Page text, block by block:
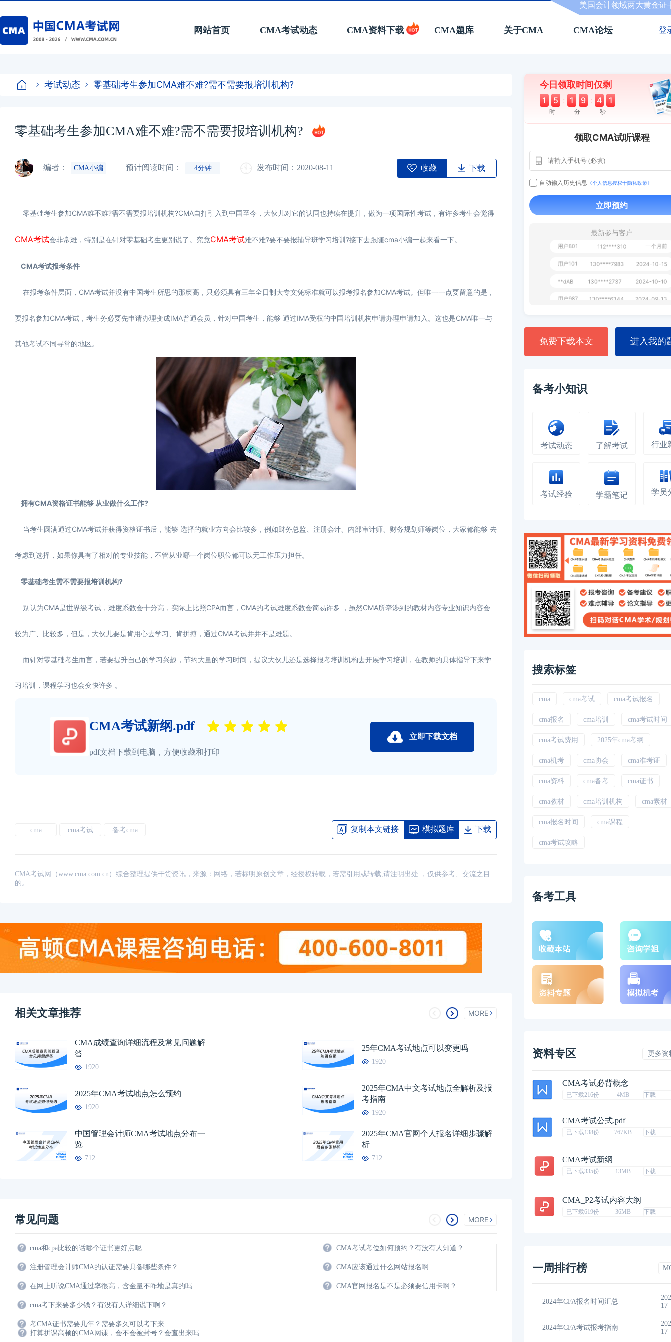
美国会计领域两大黄金证
网站首页 CMA考试动态 CMA资料下载 CMA题库 关于CMA CMA论坛 登
考试动态 零基础考生参加CMA难不难?需不需要报培训机构?
零基础考生参加CMA难不难?需不需要报培训机构?
编者： CMA小编 预计阅读时间： 4分钟 发布时间：2020-08-11 收藏 下载
零基础考生参加CMA难不难?需不需要报培训机构?CMA自打引入到中国至今，大伙儿对它的认同也持续在提升，做为一项国际性考试，有许多考生会觉得
CMA考试会非常难，特别是在针对零基础考生更别说了。究竟CMA考试难不难?要不要报辅导班学习培训?接下去跟随cma小编一起来看一下。
CMA考试报考条件
在报考条件层面，CMA考试并没有中国考生所思的那麽高，只必须具有三年全日制大专文凭标准就可以报考报名参加CMA考试。但唯一一点要留意的是，
要报名参加CMA考试，考生务必要先申请办理变成IMA普通会员，针对中国考生，能够 通过IMA受权的中国培训机构申请办理申请加入。这也是CMA唯一与
其他考试不同寻常的地区。
拥有CMA资格证书能够 从业做什么工作?
当考生圆满通过CMA考试并获得资格证书后，能够 选择的就业方向会比较多，例如财务总监、注册会计、内部审计师、财务规划师等岗位，大家都能够 去
考虑到选择，如果你具有了相对的专业技能，不管从业哪一个岗位职位都可以无工作压力担任。
零基础考生需不需要报培训机构?
别认为CMA是世界级考试，难度系数会十分高，实际上比照CPA而言，CMA的考试难度系数会简易许多 ，虽然CMA所牵涉到的教材内容专业知识内容会
较为广、比较多，但是，大伙儿要是肯用心去学习、肯拼搏，通过CMA考试并并不是难题。
而针对零基础考生而言，若要提升自己的学习兴趣，节约大量的学习时间，提议大伙儿还是选择报考培训机构去开展学习培训，在教师的具体指导下来学
习培训，课程学习也会变快许多 。
CMA考试新纲.pdf
pdf文档下载到电脑，方便收藏和打印
立即下载文档
cma cma考试 备考cma 复制本文链接 模拟题库 下载
CMA考试网（www.cma.com.cn）综合整理提供干货资讯，来源：网络，若标明原创文章，经授权转载，若需引用或转载,请注明出处 ，仅供参考、交流之目
的。
相关文章推荐 MORE
CMA成绩查询详细流程及常见问题解
答
1920
25年CMA考试地点可以变更吗
1920
2025年CMA考试地点怎么预约
1920
2025年CMA中文考试地点全解析及报
考指南
1920
中国管理会计师CMA考试地点分布一
览
712
2025年CMA官网个人报名详细步骤解
析
712
常见问题 MORE
cma和cpa比较的话哪个证书更好点呢
注册管理会计师CMA的认证需要具备哪些条件？
在网上听说CMA通过率很高，含金量不咋地是真的吗
cma考下来要多少钱？有没有人详细说下啊？
考CMA证书需要几年？需要多久可以考下来
CMA考试考位如何预约？有没有人知道？
CMA应该通过什么网站报名啊
CMA官网报名是不是必须要信用卡啊？
打算拼课高顿的CMA网课，会不会被封号？会查出来吗
今日领取时间仅剩
1 5 : 1 9 : 4 0
时 分 秒
领取CMA试听课程
自动输入历史信息 《个人信息授权于隐私政策》
立即预约
最新参与客户
**AoZ 130****8017 1 天前
130****9630
免费下载本文 进入我的
备考小知识
考试动态 了解考试 行业
考试经验 学霸笔记 学员
搜索标签
cma cma考试 cma考试报名
cma报名 cma培训 cma考试时间
cma考试费用 2025年cma考纲
cma机考 cma协会 cma准考证
cma资料 cma备考 cma证书
cma教材 cma培训机构 cma素材
cma报名时间 cma课程
cma考试攻略
备考工具
资料专区 更多资
CMA考试必背概念
已下载216份 4MB 下载
CMA考试公式.pdf
已下载138份 767KB 下载
CMA考试新纲
已下载335份 13MB 下载
CMA_P2考试内容大纲
已下载619份 36MB 下载
一周排行榜
2024年CFA教材科目
17
2024年CFA一级notes中文版
17